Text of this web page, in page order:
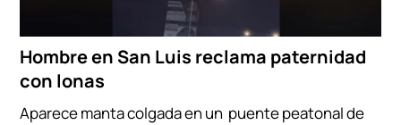
Hombre en San Luis reclama paternidad
con lonas
Aparece manta colgada en un puente peatonal de